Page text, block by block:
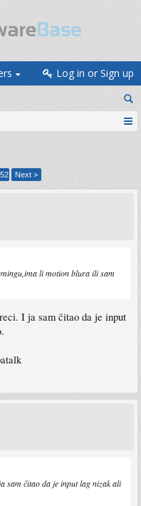
Log in or Sign up
IoT oprema
Next >
li motion blura ili sam
I ja sam čitao da je input
sam čitao da je input lag nizak ali